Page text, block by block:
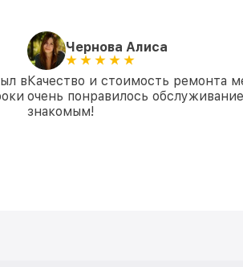
в
Чернова Алиса
Качество и стоимость ремонта
очень понравилось
знакомым!